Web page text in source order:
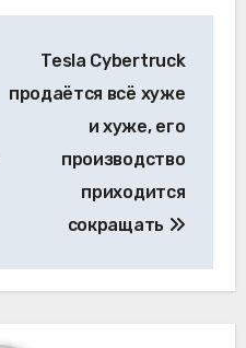
Tesla Cybertruck
продаётся всё хуже
и хуже, его
производство
приходится
сокращать